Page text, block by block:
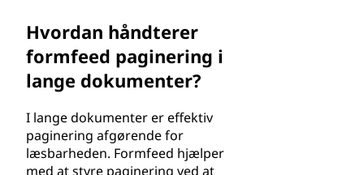
Hvordan håndterer
formfeed paginering i
lange dokumenter?
I lange dokumenter er effektiv
paginering afgørende for
læsbarheden. Formfeed hjælper
med at styre paginering ved at